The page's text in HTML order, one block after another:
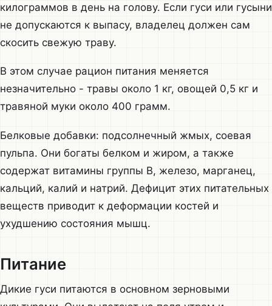
килограммов в день на голову. Если гуси или гусыни
не допускаются к выпасу, владелец должен сам
скосить свежую траву.
В этом случае рацион питания меняется
незначительно - травы около 1 кг, овощей 0,5 кг и
травяной муки около 400 грамм.
Белковые добавки: подсолнечный жмых, соевая
пульпа. Они богаты белком и жиром, а также
содержат витамины группы В, железо, марганец,
кальций, калий и натрий. Дефицит этих питательных
веществ приводит к деформации костей и
ухудшению состояния мышц.
Питание
Дикие гуси питаются в основном зерновыми